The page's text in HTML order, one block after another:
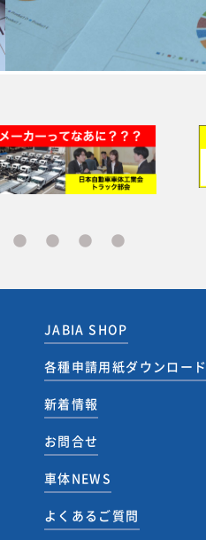
JABIA SHOP
各種申請用紙ダウンロード
新着情報
お問合せ
車体NEWS
よくあるご質問